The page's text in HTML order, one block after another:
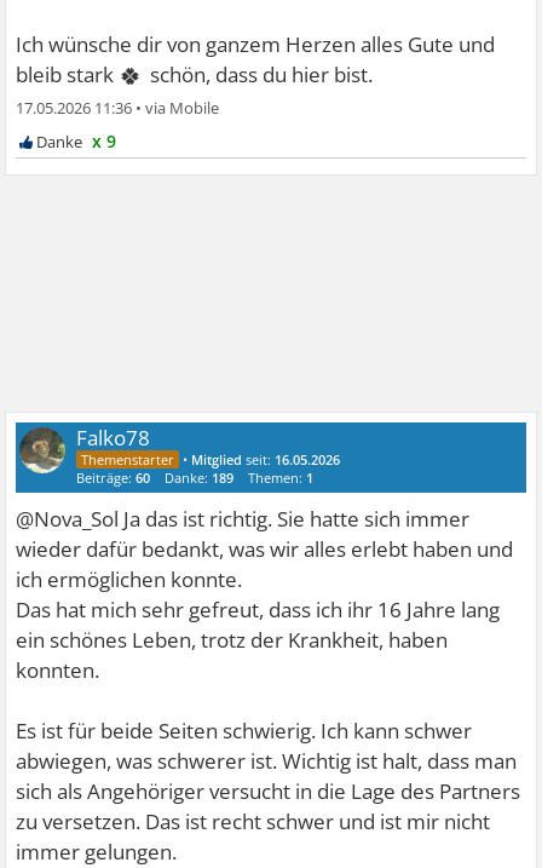
Ich wünsche dir von ganzem Herzen alles Gute und
bleib stark 🍀 schön, dass du hier bist.
17.05.2026 11:36 •
x 9
Falko78
• Mitglied seit: 16.05.2026
Beiträge:60 Danke: 189 Themen: 1
@Nova_Sol Ja das ist richtig. Sie hatte sich immer
wieder dafür bedankt, was wir alles erlebt haben und
ich ermöglichen konnte.
Das hat mich sehr gefreut, dass ich ihr 16 Jahre lang
ein schönes Leben, trotz der Krankheit, haben
konnten.
Es ist für beide Seiten schwierig. Ich kann schwer
abwiegen, was schwerer ist. Wichtig ist halt, dass man
sich als Angehöriger versucht in die Lage des Partners
zu versetzen. Das ist recht schwer und ist mir nicht
immer gelungen.